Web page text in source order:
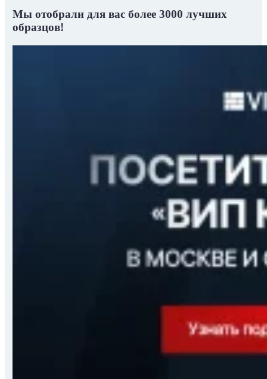
Мы отобрали для вас более 3000 лучших
образцов!